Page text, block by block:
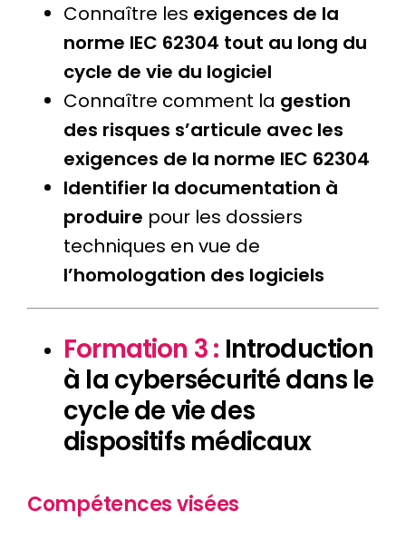
Connaître les exigences de la
norme IEC 62304 tout au long du
cycle de vie du logiciel
Connaître comment la gestion
des risques s’articule avec les
exigences de la norme IEC 62304
Identifier la documentation à
produire pour les dossiers
techniques en vue de
l’homologation des logiciels
Formation 3 : Introduction
à la cybersécurité dans le
cycle de vie des
dispositifs médicaux
Compétences visées